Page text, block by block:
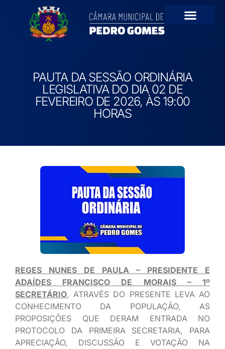
PAUTA DA SESSÃO ORDINÁRIA
LEGISLATIVA DO DIA 02 DE
FEVEREIRO DE 2026, ÀS 19:00
HORAS
REGES NUNES DE PAULA – PRESIDENTE E
ADAÍDES FRANCISCO DE MORAIS – 1º
SECRETÁRIO, ATRAVÉS DO PRESENTE LEVA AO
CONHECIMENTO DA POPULAÇÃO, AS
PROPOSIÇÕES QUE DERAM ENTRADA NO
PROTOCOLO DA PRIMEIRA SECRETARIA, PARA
APRECIAÇÃO, DISCUSSÃO E VOTAÇÃO NA